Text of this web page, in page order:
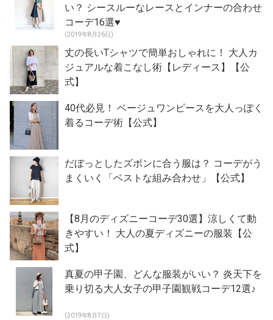
い？ シースルーなレースとインナーの合わせ
コーデ16選♥
(2019年8月26日)
丈の長いTシャツで簡単おしゃれに！ 大人カ
ジュアルな着こなし術【レディース】【公
式】
40代必見！ ベージュワンピースを大人っぽく
着るコーデ術【公式】
だぼっとしたズボンに合う服は？ コーデがう
まくいく「ベストな組み合わせ」【公式】
【8月のディズニーコーデ30選】涼しくて動
きやすい！ 大人の夏ディズニーの服装【公
式】
真夏の甲子園、どんな服装がいい？ 炎天下を
乗り切る大人女子の甲子園観戦コーデ12選♪
(2019年8月7日)